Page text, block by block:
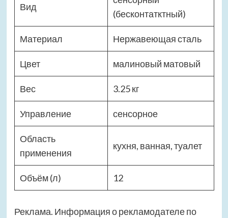
Вид
(бесконтатктный)
Материал Нержавеющая сталь
Цвет малиновый матовый
Вес 3.25 кг
Управление сенсорное
Область
применения
кухня, ванная, туалет
Объём (л) 12
Реклама. Информация о рекламодателе по